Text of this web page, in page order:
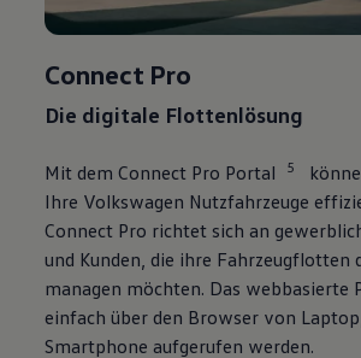
Connect Pro
Die digitale Flottenlösung
Mit dem Connect Pro Portal 5
Ihre Volkswagen Nutzfahrzeuge
Connect Pro richtet sich an
und Kunden, die ihre Fahrzeugflotten
managen möchten. Das webbasierte
einfach über den Browser von
Smartphone aufgerufen werden.